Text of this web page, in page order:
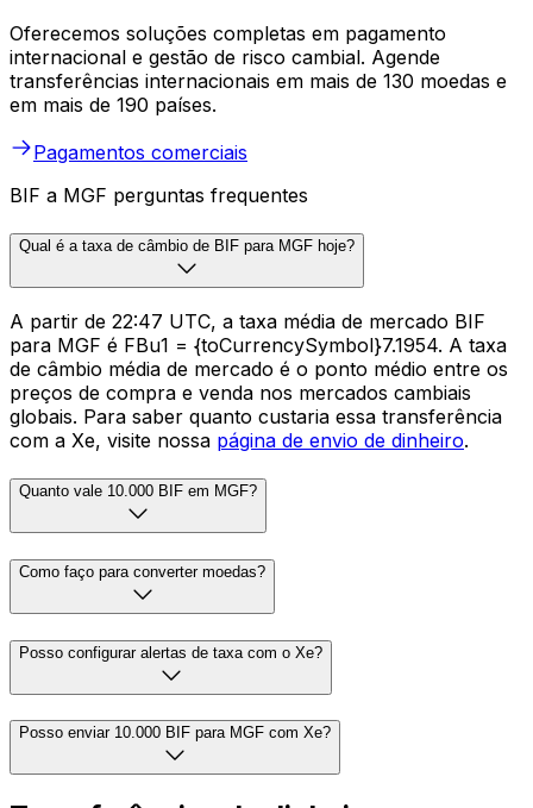
Oferecemos soluções completas em pagamento
internacional e gestão de risco cambial. Agende
transferências internacionais em mais de 130 moedas e
em mais de 190 países.
Pagamentos comerciais
BIF a MGF perguntas frequentes
Qual é a taxa de câmbio de BIF para MGF hoje?
A partir de 22:47 UTC, a taxa média de mercado BIF
para MGF é FBu1 = {toCurrencySymbol}7.1954. A taxa
de câmbio média de mercado é o ponto médio entre os
preços de compra e venda nos mercados cambiais
globais. Para saber quanto custaria essa transferência
com a Xe, visite nossa página de envio de dinheiro.
Quanto vale 10.000 BIF em MGF?
Como faço para converter moedas?
Posso configurar alertas de taxa com o Xe?
Posso enviar 10.000 BIF para MGF com Xe?